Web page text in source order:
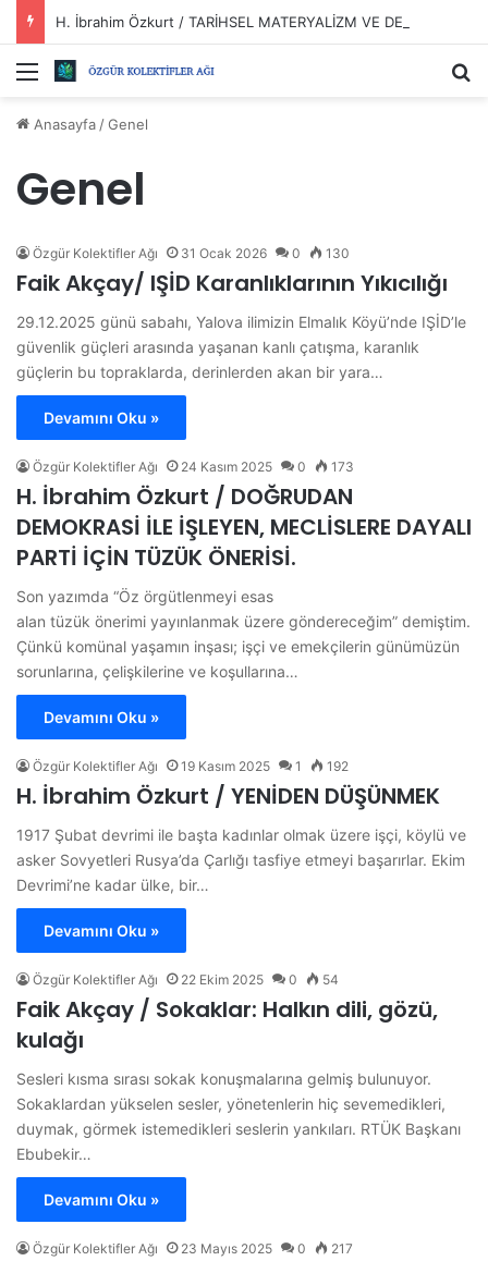
Menü
Anasayfa /Genel
Genel
Özgür Kolektifler Ağı 31 Ocak 2026 0 130
Faik Akçay/ IŞİD Karanlıklarının Yıkıcılığı
29.12.2025 günü sabahı, Yalova ilimizin Elmalık Köyü’nde IŞİD’le
güvenlik güçleri arasında yaşanan kanlı çatışma, karanlık
güçlerin bu topraklarda, derinlerden akan bir yara…
Devamını Oku »
Özgür Kolektifler Ağı 24 Kasım 2025 0 173
H. İbrahim Özkurt / DOĞRUDAN
DEMOKRASİ İLE İŞLEYEN, MECLİSLERE DAYALI
PARTİ İÇİN TÜZÜK ÖNERİSİ.
Son yazımda “Öz örgütlenmeyi esas
alan tüzük önerimi yayınlanmak üzere göndereceğim” demiştim.
Çünkü komünal yaşamın inşası; işçi ve emekçilerin günümüzün
sorunlarına, çelişkilerine ve koşullarına…
Devamını Oku »
Özgür Kolektifler Ağı 19 Kasım 2025 1 192
H. İbrahim Özkurt / YENİDEN DÜŞÜNMEK
1917 Şubat devrimi ile başta kadınlar olmak üzere işçi, köylü ve
asker Sovyetleri Rusya’da Çarlığı tasfiye etmeyi başarırlar. Ekim
Devrimi’ne kadar ülke, bir…
Devamını Oku »
Özgür Kolektifler Ağı 22 Ekim 2025 0 54
Faik Akçay / Sokaklar: Halkın dili, gözü,
kulağı
Sesleri kısma sırası sokak konuşmalarına gelmiş bulunuyor.
Sokaklardan yükselen sesler, yönetenlerin hiç sevemedikleri,
duymak, görmek istemedikleri seslerin yankıları. RTÜK Başkanı
Ebubekir…
Devamını Oku »
Özgür Kolektifler Ağı 23 Mayıs 2025 0 217